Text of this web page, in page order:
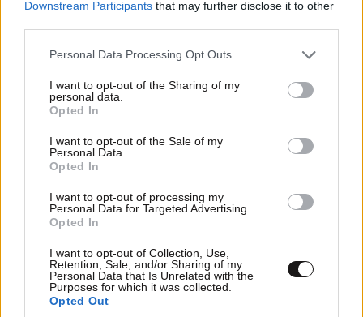
Downstream Participants that may further disclose it to other
Please note that this website/app uses one or more Google
not limited to your visit or usage behaviour. You may click to
grant or deny consent to Google and its third-party tags to
use your data for below specified purposes in below Google
consent section.
Personal Data Processing Opt Outs
I want to opt-out of the Sharing of my
personal data.
Opted In
I want to opt-out of the Sale of my
Personal Data.
Opted In
I want to opt-out of processing my
Personal Data for Targeted Advertising.
Opted In
I want to opt-out of Collection, Use,
Retention, Sale, and/or Sharing of my
Personal Data that Is Unrelated with the
Purposes for which it was collected.
Opted Out
Νία Βαρντάλος – Σπύρος Κατσαγάνης: Μια